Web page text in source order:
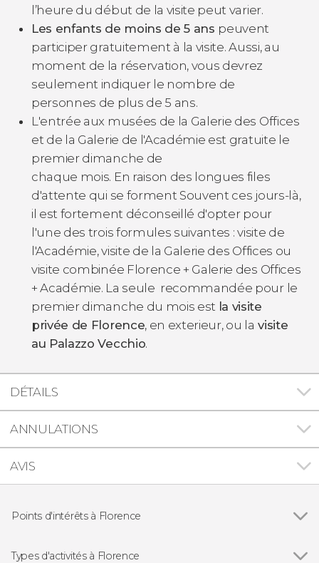
l’heure du début de la visite peut varier.
Les enfants de moins de 5 ans peuvent
participer gratuitement à la visite. Aussi, au
moment de la réservation, vous devrez
seulement indiquer le nombre de
personnes de plus de 5 ans.
L'entrée aux musées de la Galerie des Offices
et de la Galerie de l'Académie est gratuite le
premier dimanche de
chaque mois. En raison des longues files
d'attente qui se forment Souvent ces jours-là,
il est fortement déconseillé d'opter pour
l'une des trois formules suivantes : visite de
l'Académie, visite de la Galerie des Offices ou
visite combinée Florence + Galerie des Offices
+ Académie. La seule recommandée pour le
premier dimanche du mois est la visite
privée de Florence, en exterieur, ou la visite
au Palazzo Vecchio.
DÉTAILS
ANNULATIONS
AVIS
Points d'intérêts à Florence
Ponte Vecchio
Types d'activités à Florence